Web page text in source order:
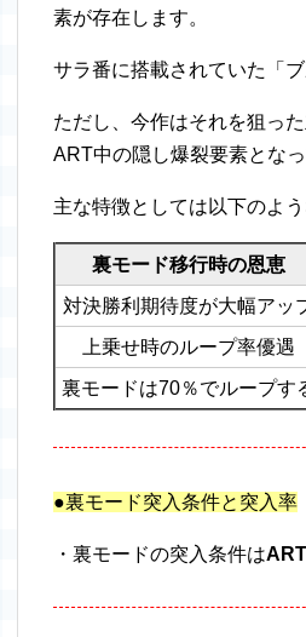
素が存在します。
サラ番に搭載されていた「
ただし、今作はそれを狙っ
ART中の隠し爆裂要素となっ
主な特徴としては以下のよう
裏モード移行時の恩恵
対決勝利期待度が大幅アッ
上乗せ時のループ率優遇
裏モードは70％でループす
●裏モード突入条件と突入率
・裏モードの突入条件は